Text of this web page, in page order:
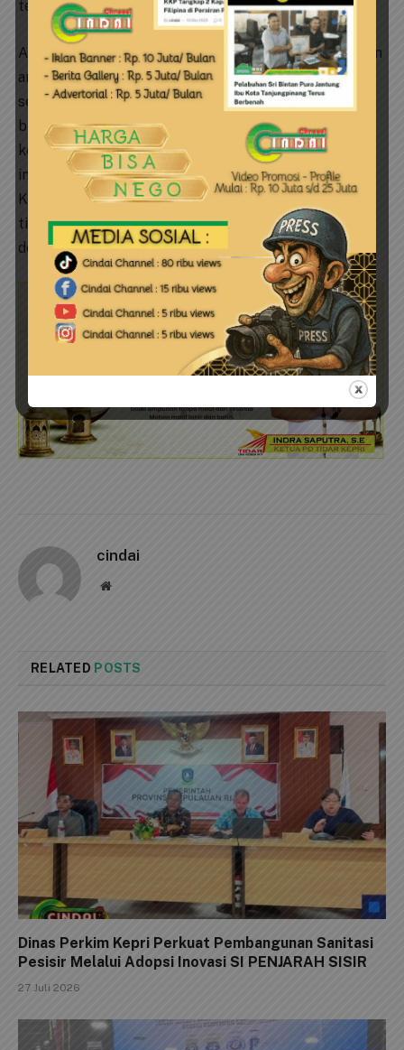
terhadap perubahan.
Apa arti pembangunan jika masa depan lingkungan dan
anak cucu kita dikorbankan? Pulau Subi Besar
seharusnya menjadi contoh bagaimana pembangunan
bisa berjalan seiring dengan perlindungan alam dan
kesejahteraan masyarakat. Jangan biarkan pulau kecil
ini menjadi korban dari keserakahan dan kelalaian.
Karena ketika pulau kecil rusak, tidak hanya sebuah
titik di peta yang hilang, tapi juga harapan akan masa
depan yang lestari. (Red)
cindai
Website
RELATED POSTS
Dinas Perkim Kepri Perkuat Pembangunan Sanitasi
Pesisir Melalui Adopsi Inovasi SI PENJARAH SISIR
27 Juli 2026